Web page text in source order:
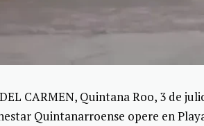
CARMEN, Quintana Roo, 3 de
Quintanarroense opere en